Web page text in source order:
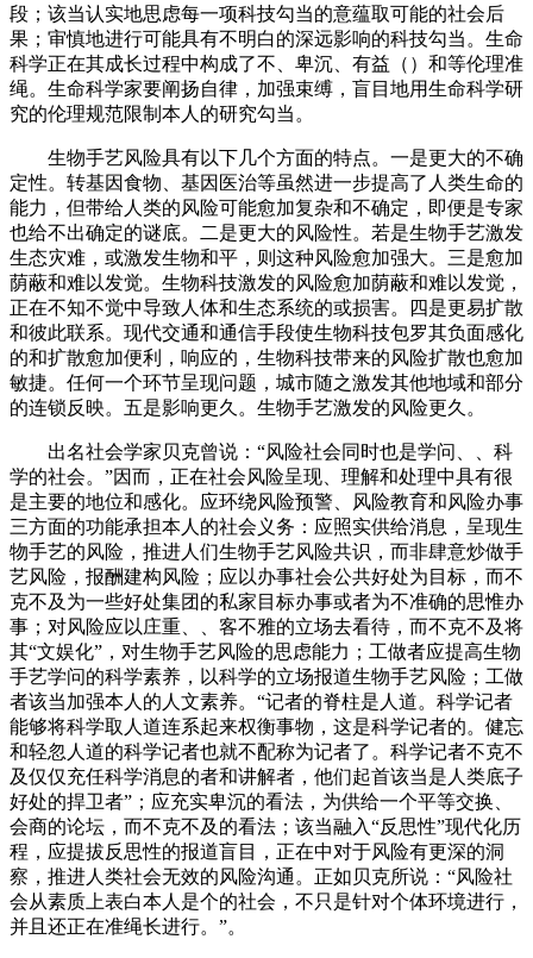
段；该当认实地思虑每一项科技勾当的意蕴取可能的社会后
果；审慎地进行可能具有不明白的深远影响的科技勾当。生命
科学正在其成长过程中构成了不、卑沉、有益（）和等伦理准
绳。生命科学家要阐扬自律，加强束缚，盲目地用生命科学研
究的伦理规范限制本人的研究勾当。
生物手艺风险具有以下几个方面的特点。一是更大的不确
定性。转基因食物、基因医治等虽然进一步提高了人类生命的
能力，但带给人类的风险可能愈加复杂和不确定，即便是专家
也给不出确定的谜底。二是更大的风险性。若是生物手艺激发
生态灾难，或激发生物和平，则这种风险愈加强大。三是愈加
荫蔽和难以发觉。生物科技激发的风险愈加荫蔽和难以发觉，
正在不知不觉中导致人体和生态系统的或损害。四是更易扩散
和彼此联系。现代交通和通信手段使生物科技包罗其负面感化
的和扩散愈加便利，响应的，生物科技带来的风险扩散也愈加
敏捷。任何一个环节呈现问题，城市随之激发其他地域和部分
的连锁反映。五是影响更久。生物手艺激发的风险更久。
出名社会学家贝克曾说：“风险社会同时也是学问、、科
学的社会。”因而，正在社会风险呈现、理解和处理中具有很
是主要的地位和感化。应环绕风险预警、风险教育和风险办事
三方面的功能承担本人的社会义务：应照实供给消息，呈现生
物手艺的风险，推进人们生物手艺风险共识，而非肆意炒做手
艺风险，报酬建构风险；应以办事社会公共好处为目标，而不
克不及为一些好处集团的私家目标办事或者为不准确的思惟办
事；对风险应以庄重、、客不雅的立场去看待，而不克不及将
其“文娱化”，对生物手艺风险的思虑能力；工做者应提高生物
手艺学问的科学素养，以科学的立场报道生物手艺风险；工做
者该当加强本人的人文素养。“记者的脊柱是人道。科学记者
能够将科学取人道连系起来权衡事物，这是科学记者的。健忘
和轻忽人道的科学记者也就不配称为记者了。科学记者不克不
及仅仅充任科学消息的者和讲解者，他们起首该当是人类底子
好处的捍卫者”；应充实卑沉的看法，为供给一个平等交换、
会商的论坛，而不克不及的看法；该当融入“反思性”现代化历
程，应提拔反思性的报道盲目，正在中对于风险有更深的洞
察，推进人类社会无效的风险沟通。正如贝克所说：“风险社
会从素质上表白本人是个的社会，不只是针对个体环境进行，
并且还正在准绳长进行。”。